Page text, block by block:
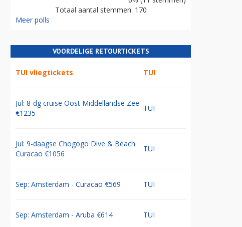
Totaal aantal stemmen: 170
Meer polls
VOORDELIGE RETOURTICKETS
TUI vliegtickets TUI
Jul: 8-dg cruise Oost Middellandse Zee
€1235
TUI
Jul: 9-daagse Chogogo Dive & Beach
Curacao €1056
TUI
Sep: Amsterdam - Curacao €569 TUI
Sep: Amsterdam - Aruba €614 TUI